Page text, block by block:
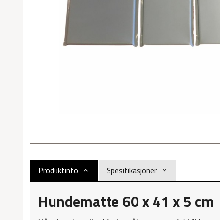
Produktinfo Spesifikasjoner
Hundematte 60 x 41 x 5 cm